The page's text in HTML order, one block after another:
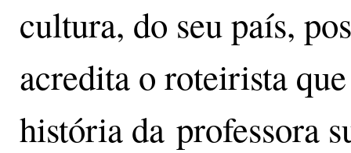
cultura, do seu país,
acredita o roteirista
história da professora